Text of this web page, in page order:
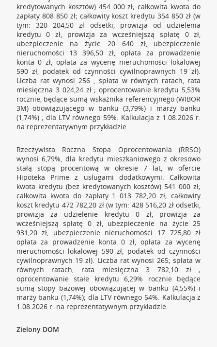
kredytowanych kosztów) 454 000 zł; całkowita kwota do
zapłaty 808 850 zł; całkowity koszt kredytu 354 850 zł (w
tym: 320 204,50 zł odsetki, prowizja od udzielenia
kredytu 0 zł, prowizja za wcześniejszą spłatę 0 zł,
ubezpieczenie na życie 20 640 zł, ubezpieczenie
nieruchomości 13 396,50 zł, opłata za prowadzenie
konta 0 zł, opłata za wycenę nieruchomości lokalowej
590 zł, podatek od czynności cywilnoprawnych 19 zł).
Liczba rat wynosi 256 , spłata w równych ratach, rata
miesięczna 3 024,24 zł ; oprocentowanie kredytu 5,53%
rocznie, będące sumą wskaźnika referencyjnego (WIBOR
3M) obowiązującego w banku (3,79%) i marży banku
(1,74%) ; dla LTV równego 59%. Kalkulacja z 1.08.2026 r.
na reprezentatywnym przykładzie.
Rzeczywista Roczna Stopa Oprocentowania (RRSO)
wynosi 6,79%, dla kredytu mieszkaniowego z okresowo
stałą stopą procentową w okresie 7 lat, w ofercie
Hipoteka Prime z usługami dodatkowymi. Całkowita
kwota kredytu (bez kredytowanych kosztów) 541 000 zł;
całkowita kwota do zapłaty 1 013 782,20 zł; całkowity
koszt kredytu 472 782,20 zł (w tym: 428 516,20 zł odsetki,
prowizja za udzielenie kredytu 0 zł, prowizja za
wcześniejszą spłatę 0 zł, ubezpieczenie na życie 25
931,20 zł, ubezpieczenie nieruchomości 17 725,80 zł
opłata za prowadzenie konta 0 zł, opłata za wycenę
nieruchomości lokalowej 590 zł, podatek od czynności
cywilnoprawnych 19 zł). Liczba rat wynosi 265; spłata w
równych ratach, rata miesięczna 3 782,10 zł ;
oprocentowanie stałe kredytu 6,29% rocznie będące
sumą stopy bazowej obowiązującej w banku (4,55%) i
marży banku (1,74%); dla LTV równego 54%. Kalkulacja z
1.08.2026 r. na reprezentatywnym przykładzie.
Zielony DOM